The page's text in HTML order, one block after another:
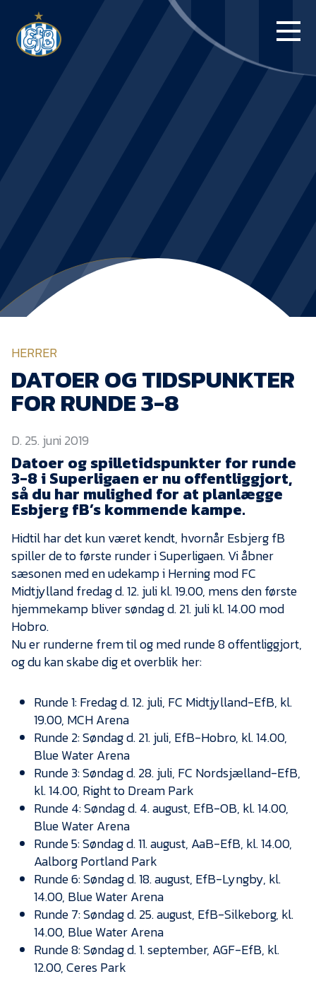
BLUE WATER
NYHEDER
EfB Akademi
Sydvestjysk Fodbold
Samarbejde
Partnere
Blue Water Arena
Aktionærinformation
Kontakt
Job i EfB
Presse
HERRER
DATOER OG TIDSPUNKTER
FOR RUNDE 3-8
D. 25. juni 2019
Datoer og spilletidspunkter for runde
3-8 i Superligaen er nu offentliggjort,
så du har mulighed for at planlægge
Esbjerg fB’s kommende kampe.
Hidtil har det kun været kendt, hvornår Esbjerg fB
spiller de to første runder i Superligaen. Vi åbner
sæsonen med en udekamp i Herning mod FC
Midtjylland fredag d. 12. juli kl. 19.00, mens den første
hjemmekamp bliver søndag d. 21. juli kl. 14.00 mod
Hobro.
Nu er runderne frem til og med runde 8 offentliggjort,
og du kan skabe dig et overblik her:
Runde 1: Fredag d. 12. juli, FC Midtjylland-EfB, kl.
19.00, MCH Arena
Runde 2: Søndag d. 21. juli, EfB-Hobro, kl. 14.00,
Blue Water Arena
Runde 3: Søndag d. 28. juli, FC Nordsjælland-EfB,
kl. 14.00, Right to Dream Park
Runde 4: Søndag d. 4. august, EfB-OB, kl. 14.00,
Blue Water Arena
Runde 5: Søndag d. 11. august, AaB-EfB, kl. 14.00,
Aalborg Portland Park
Runde 6: Søndag d. 18. august, EfB-Lyngby, kl.
14.00, Blue Water Arena
Runde 7: Søndag d. 25. august, EfB-Silkeborg, kl.
14.00, Blue Water Arena
Runde 8: Søndag d. 1. september, AGF-EfB, kl.
12.00, Ceres Park